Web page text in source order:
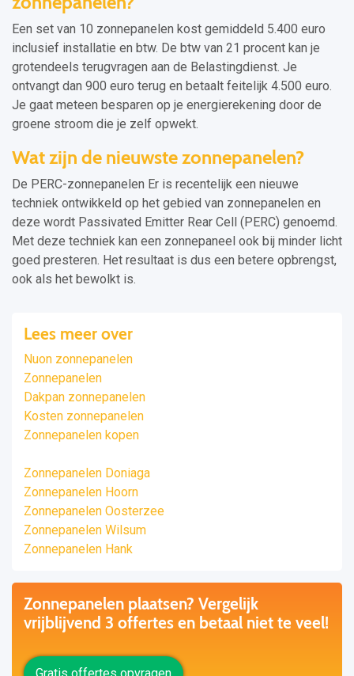
Een set van 10 zonnepanelen kost gemiddeld 5.400 euro
inclusief installatie en btw. De btw van 21 procent kan je
grotendeels terugvragen aan de Belastingdienst. Je
ontvangt dan 900 euro terug en betaalt feitelijk 4.500 euro.
Je gaat meteen besparen op je energierekening door de
groene stroom die je zelf opwekt.
Wat zijn de nieuwste zonnepanelen?
De PERC-zonnepanelen Er is recentelijk een nieuwe
techniek ontwikkeld op het gebied van zonnepanelen en
deze wordt Passivated Emitter Rear Cell (PERC) genoemd.
Met deze techniek kan een zonnepaneel ook bij minder licht
goed presteren. Het resultaat is dus een betere opbrengst,
ook als het bewolkt is.
Lees meer over
Nuon zonnepanelen
Zonnepanelen
Dakpan zonnepanelen
Kosten zonnepanelen
Zonnepanelen kopen
Zonnepanelen Doniaga
Zonnepanelen Hoorn
Zonnepanelen Oosterzee
Zonnepanelen Wilsum
Zonnepanelen Hank
Zonnepanelen plaatsen? Vergelijk
vrijblijvend 3 offertes en betaal niet te veel!